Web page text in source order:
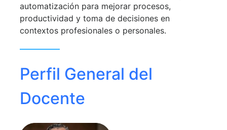
automatización para mejorar procesos,
productividad y toma de decisiones en
contextos profesionales o personales.
Perfil General del
Docente